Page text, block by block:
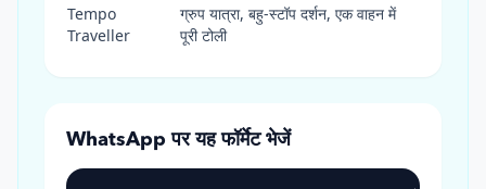
Tempo
Traveller
ग्रुप यात्रा, बहु-स्टॉप दर्शन, एक वाहन में
पूरी टोली
WhatsApp पर यह फॉर्मेट भेजें